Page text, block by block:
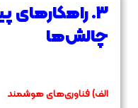
3. راهکارهای
چالش‌ها
الف) فناوری‌های هوشمند